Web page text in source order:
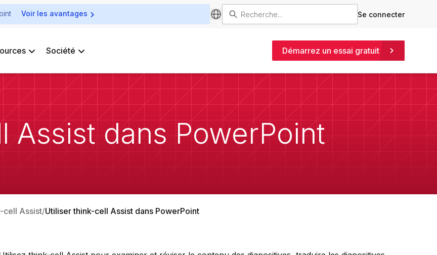
Voir les avantages Se connecter
Société Démarrez un essai gratuit
Assist dans PowerPoint
cell Assist Utiliser think-cell Assist dans PowerPoint